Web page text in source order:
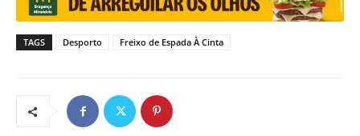
TAGS Desporto Freixo de Espada À Cinta